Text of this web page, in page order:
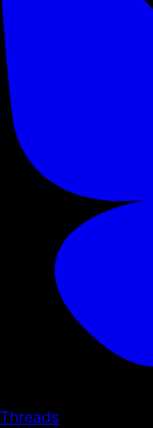
Threads